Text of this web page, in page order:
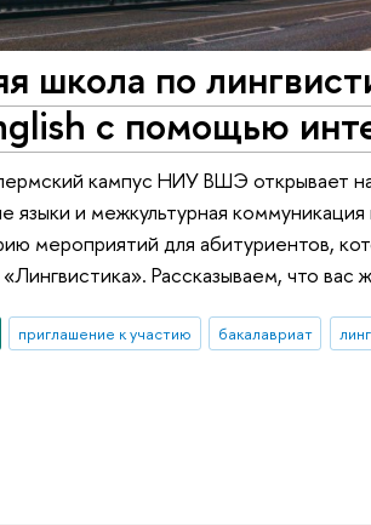
школа по
с помощью
кампус НИУ ВШЭ открывает
языки и межкультурная
мероприятий для абитуриентов,
Рассказываем, что вас
приглашение к участию бакалавриат